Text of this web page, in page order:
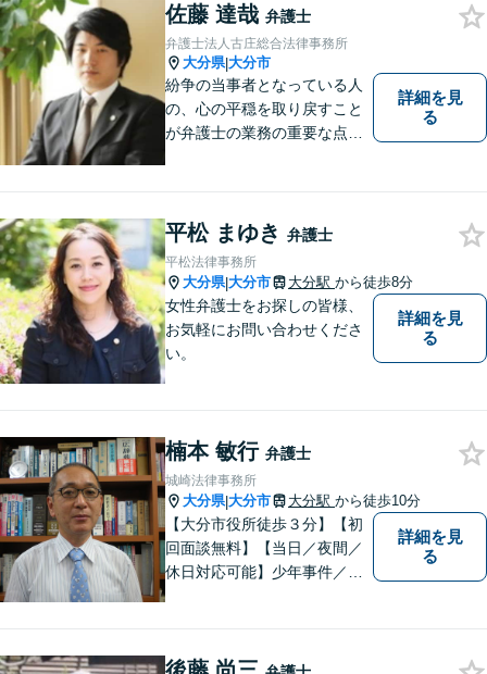
相談可】分かりやすい言葉
で、明確に判断をお示しし、
問題解決をサポートいたしま
す。
佐藤 達哉 弁護士
弁護士法人古庄総合法律事務所
大分県|大分市
紛争の当事者となっている人
の、心の平穏を取り戻すこと
が弁護士の業務の重要な点と
詳細を見
る
平松 まゆき 弁護士
平松法律事務所
大分県|大分市 大分駅 から徒歩8分
女性弁護士をお探しの皆様、
お気軽にお問い合わせくださ
い。
詳細を見
る
楠本 敏行 弁護士
城崎法律事務所
大分県|大分市 大分駅 から徒歩10分
【大分市役所徒歩３分】【初
回面談無料】【当日／夜間／
休日対応可能】少年事件／家
ービスを受けられるべく、社
詳細を見
る